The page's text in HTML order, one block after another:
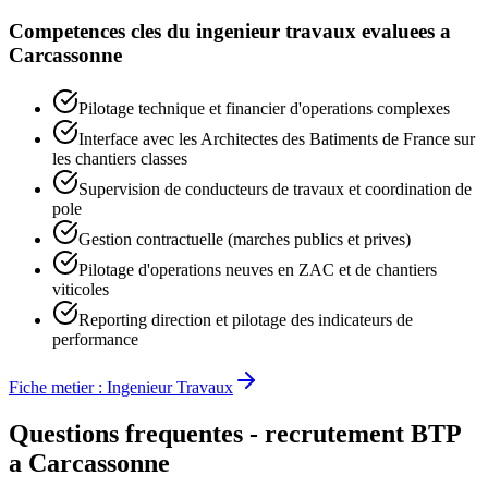
Competences cles du ingenieur travaux evaluees a
Carcassonne
Pilotage technique et financier d'operations complexes
Interface avec les Architectes des Batiments de France sur
les chantiers classes
Supervision de conducteurs de travaux et coordination de
pole
Gestion contractuelle (marches publics et prives)
Pilotage d'operations neuves en ZAC et de chantiers
viticoles
Reporting direction et pilotage des indicateurs de
performance
Fiche metier : Ingenieur Travaux
Questions frequentes - recrutement BTP
a Carcassonne